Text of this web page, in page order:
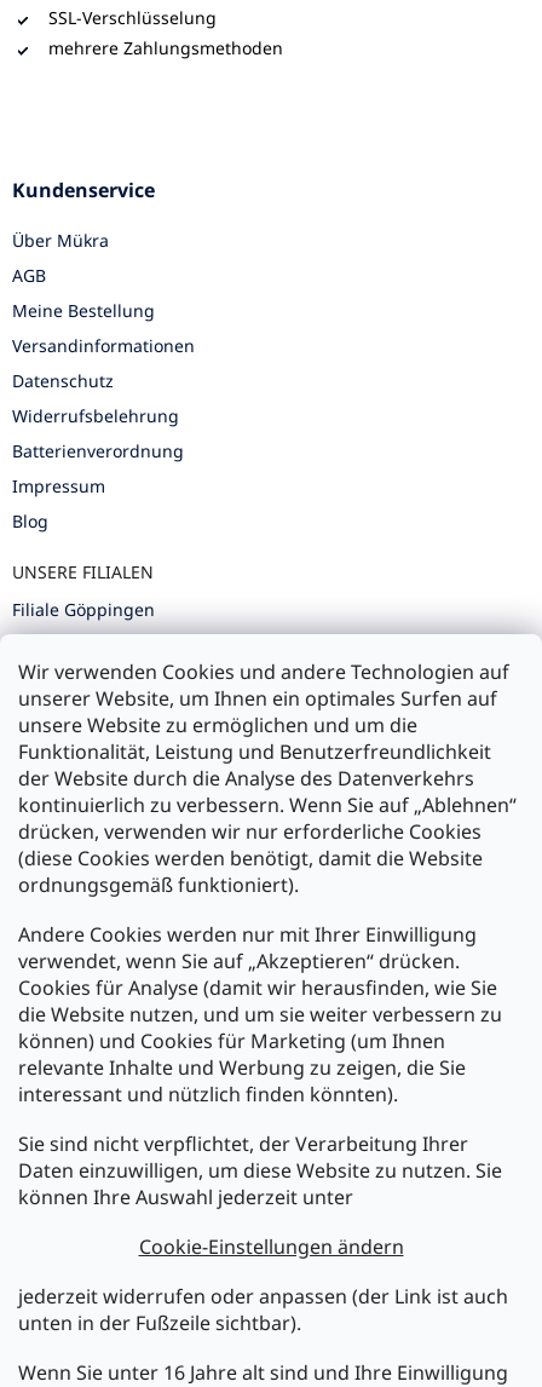
Wir verwenden Cookies und andere Technologien auf
unserer Website, um Ihnen ein optimales Surfen auf
unsere Website zu ermöglichen und um die
Funktionalität, Leistung und Benutzerfreundlichkeit
der Website durch die Analyse des Datenverkehrs
kontinuierlich zu verbessern. Wenn Sie auf „Ablehnen“
drücken, verwenden wir nur erforderliche Cookies
(diese Cookies werden benötigt, damit die Website
ordnungsgemäß funktioniert).
Andere Cookies werden nur mit Ihrer Einwilligung
verwendet, wenn Sie auf „Akzeptieren“ drücken.
Cookies für Analyse (damit wir herausfinden, wie Sie
die Website nutzen, und um sie weiter verbessern zu
können) und Cookies für Marketing (um Ihnen
relevante Inhalte und Werbung zu zeigen, die Sie
interessant und nützlich finden könnten).
Sie sind nicht verpflichtet, der Verarbeitung Ihrer
Daten einzuwilligen, um diese Website zu nutzen. Sie
können Ihre Auswahl jederzeit unter
Cookie-Einstellungen ändern
jederzeit widerrufen oder anpassen (der Link ist auch
unten in der Fußzeile sichtbar).
Wenn Sie unter 16 Jahre alt sind und Ihre Einwilligung
SSL-Verschlüsselung
mehrere Zahlungsmethoden
Kundenservice
Über Mükra
AGB
Meine Bestellung
Versandinformationen
Datenschutz
Widerrufsbelehrung
Batterienverordnung
Impressum
Blog
UNSERE FILIALEN
Filiale Göppingen
Filiale Ulm
Zahlung und Versand
Versand mit:
Zahlarten:
Newsletter abonnieren
Legen Sie Ihre E-Mail ein und wir werden Ihnen Informationen
über neue Produkte in unserem E-Shop zusenden.
E-Mail
Melden Sie sich jetzt für den mükra Newsletter an,
kostenlos und jederzeit kündbar! Mit der Anmeldung zum